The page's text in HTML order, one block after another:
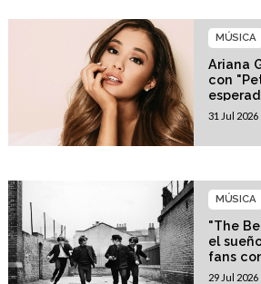
Ariana
con
de
MÚSICA
31 Jul 2026
"The
el
fans
histórico
MÚSICA
29 Jul 2026